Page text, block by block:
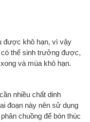
được khô hạn, vì vậy
thể sinh trưởng được,
và mùa khô hạn.
nhiều chất dinh
đoạn này nên sử dụng
chuồng để bón thúc